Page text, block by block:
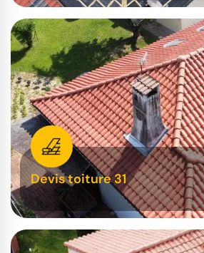
Devis toiture 31